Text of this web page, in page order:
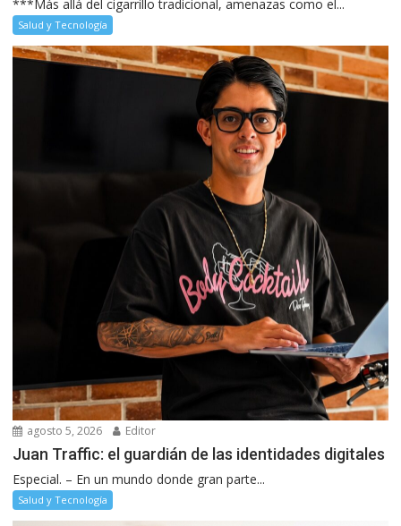
***Más allá del cigarrillo tradicional, amenazas como el...
Salud y Tecnología
agosto 5, 2026 Editor
Juan Traffic: el guardián de las identidades digitales
Especial. – En un mundo donde gran parte...
Salud y Tecnología